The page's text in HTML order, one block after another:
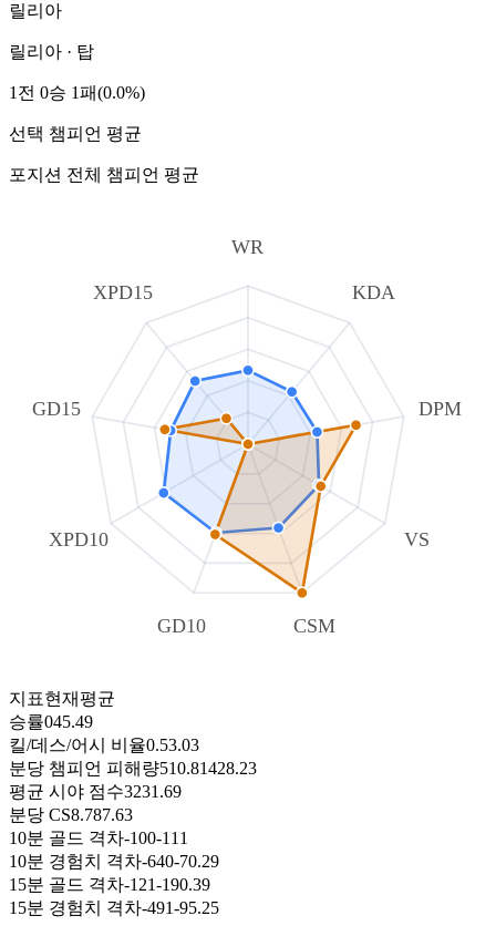
릴리아
릴리아 · 탑
1전 0승 1패(0.0%)
선택 챔피언 평균
포지션 전체 챔피언 평균
WR
KDA
DPM
VS
CSM
GD10
XPD10
GD15
XPD15
지표현재평균
승률045.49
킬/데스/어시 비율0.53.03
분당 챔피언 피해량510.81428.23
평균 시야 점수3231.69
분당 CS8.787.63
10분 골드 격차-100-111
10분 경험치 격차-640-70.29
15분 골드 격차-121-190.39
15분 경험치 격차-491-95.25